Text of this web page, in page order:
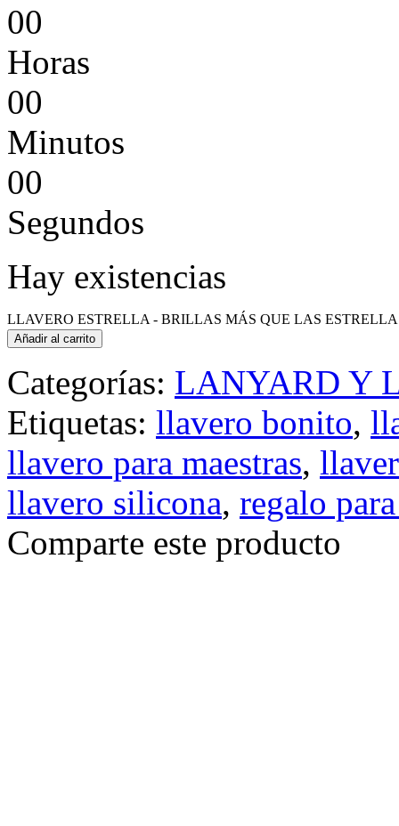
00
Horas
00
Minutos
00
Segundos
Hay existencias
LLAVERO ESTRELLA - BRILLAS MÁS QUE LAS
Añadir al carrito
Categorías: LANYARD Y
Etiquetas: llavero bonito,
llavero para maestras,
llavero silicona, regalo
Comparte este producto